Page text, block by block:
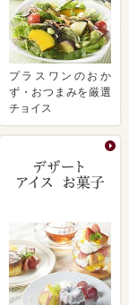
プラスワンのおか
ず・おつまみを厳選
チョイス